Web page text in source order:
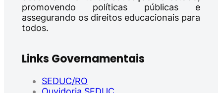
promovendo políticas públicas e
assegurando os direitos educacionais para
todos.
Links Governamentais
SEDUC/RO